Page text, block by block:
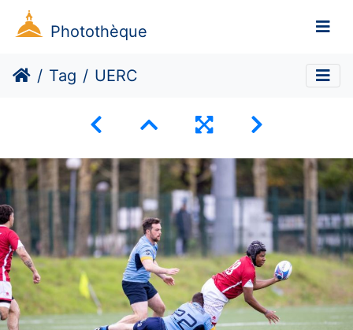
Photothèque
Tag UERC